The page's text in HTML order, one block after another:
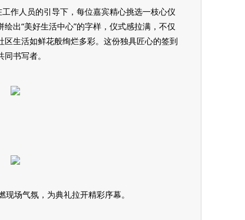
作人员的引导下，每位嘉宾精心挑选一枝心仪
出“美好生活中心”的字样，仪式感拉满，不仅
生活如鲜花般绚烂多彩。这份独具匠心的签到
书写者。
场气氛，为典礼拉开精彩序幕。